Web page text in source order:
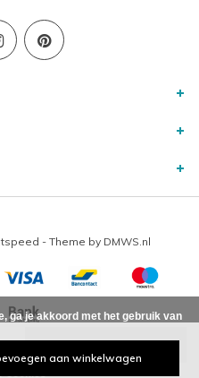
aan winkelwagen
- Theme by DMWS.nl
ga je akkoord met het gebruik van
cookies »